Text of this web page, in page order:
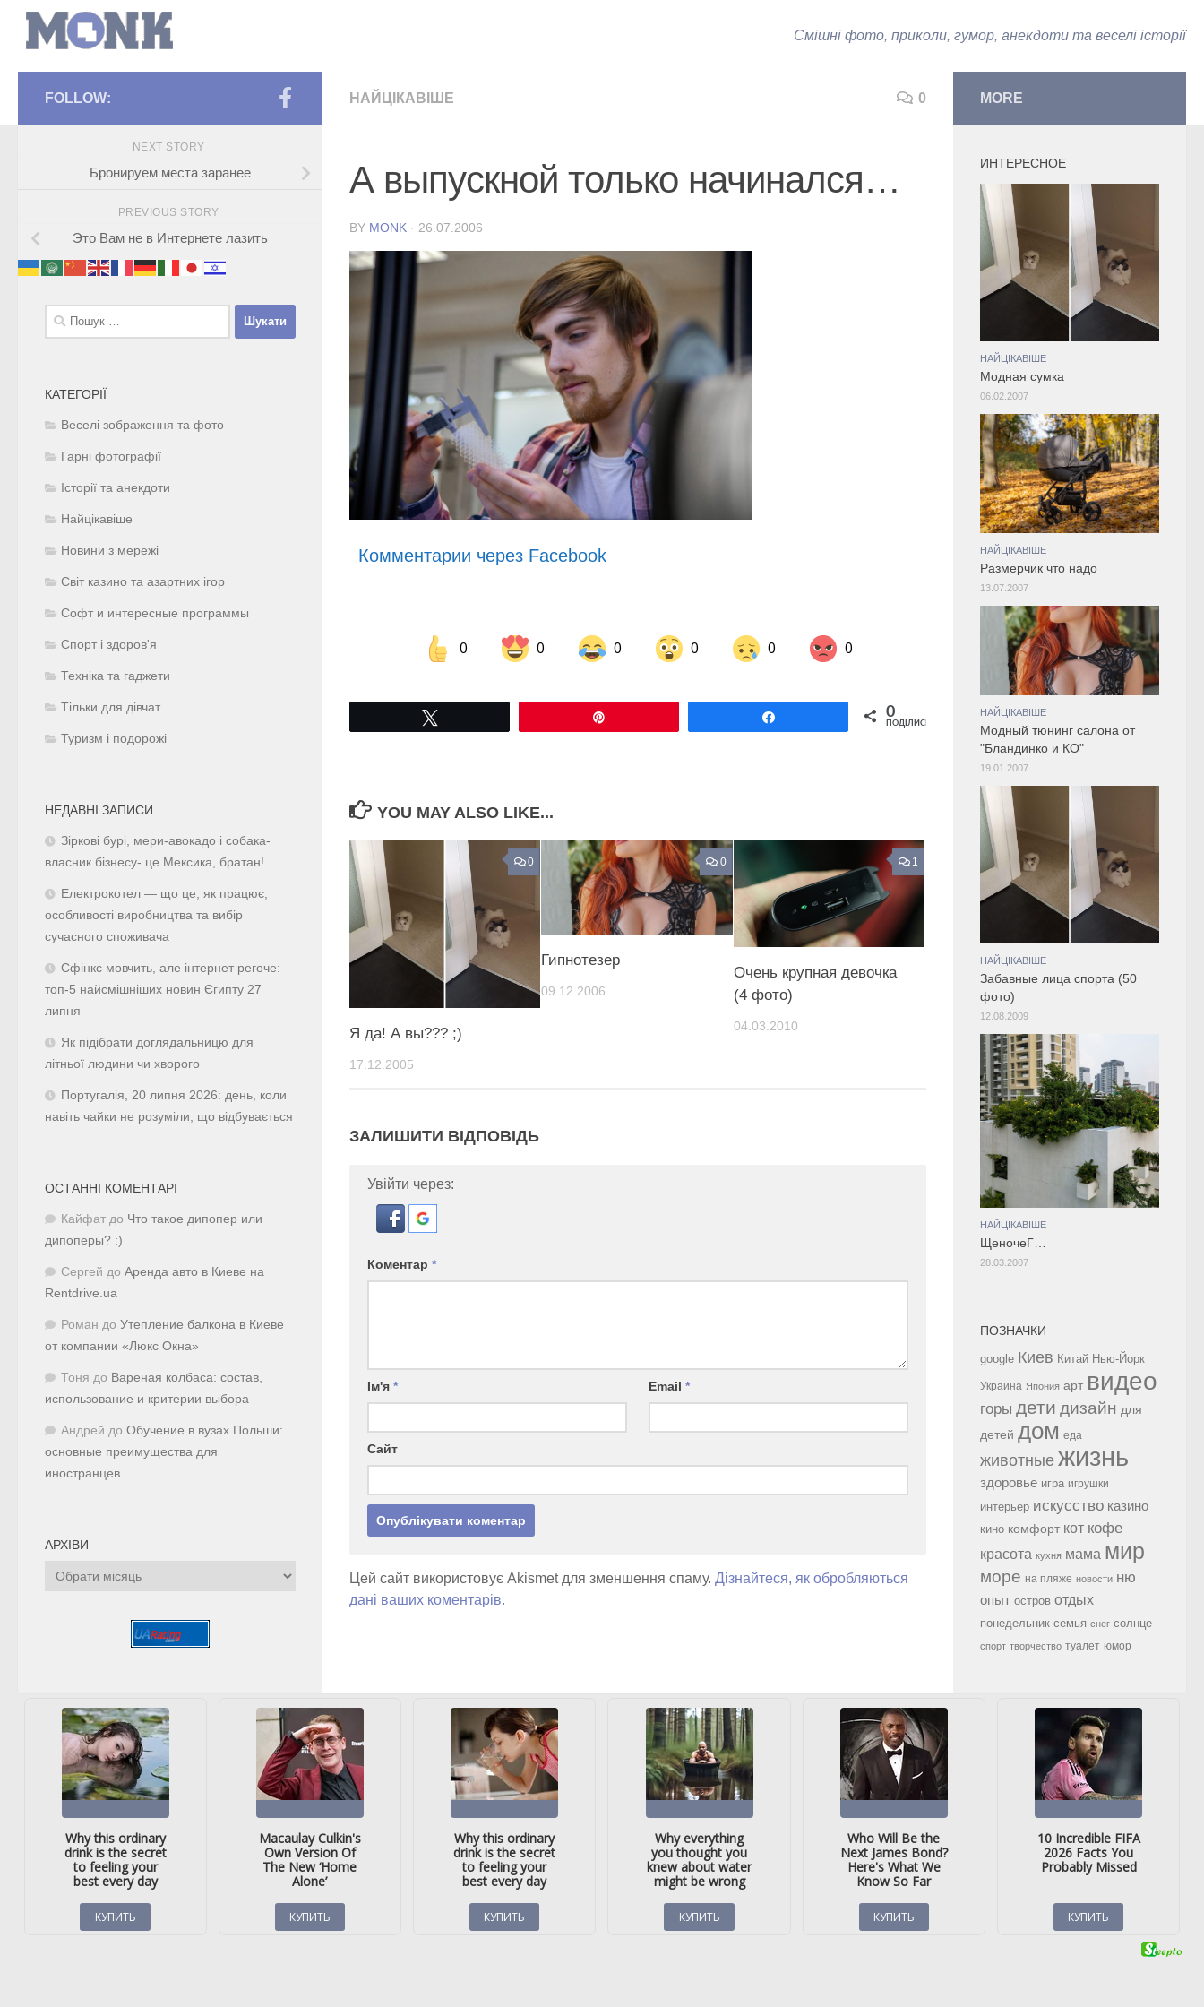
Смішні фото, приколи, гумор, анекдоти та веселі історії
НАЙЦІКАВІШЕ 0
А выпускной только начинался…
BY MONK · 26.07.2006
Комментарии через Facebook
0 0 0 0 0 0
Share on Facebook Share on LinkedIn Share on Twitter 0
ПОДІЛИСЬ
YOU MAY ALSO LIKE...
0
Я да! А вы??? ;)
17.12.2005
0
Гипнотезер
09.12.2006
1
Очень крупная девочка
(4 фото)
04.03.2010
ЗАЛИШИТИ ВІДПОВІДЬ
Увійти через:
Коментар *
Ім'я * Email*
Сайт
Цей сайт використовує Akismet для зменшення спаму. Дізнайтеся, як обробляються
дані ваших коментарів.
FOLLOW:
NEXT STORY
Бронируем места заранее
PREVIOUS STORY
Это Вам не в Интернете лазить
Пошук:
КАТЕГОРІЇ
Веселі зображення та фото
Гарні фотографії
Історії та анекдоти
Найцікавіше
Новини з мережі
Світ казино та азартних ігор
Софт и интересные программы
Спорт і здоров'я
Техніка та гаджети
Тільки для дівчат
Туризм і подорожі
НЕДАВНІ ЗАПИСИ
Зіркові бурі, мери-авокадо і собака-
власник бізнесу- це Мексика, братан!
Електрокотел — що це, як працює,
особливості виробництва та вибір
сучасного споживача
Сфінкс мовчить, але інтернет регоче:
топ-5 найсмішніших новин Єгипту 27
липня
Як підібрати доглядальницю для
літньої людини чи хворого
Португалія, 20 липня 2026: день, коли
навіть чайки не розуміли, що відбувається
ОСТАННІ КОМЕНТАРІ
Кайфат до Что такое дипопер или
дипоперы? :)
Сергей до Аренда авто в Киеве на
Rentdrive.ua
Роман до Утепление балкона в Киеве
от компании «Люкс Окна»
Тоня до Вареная колбаса: состав,
использование и критерии выбора
Андрей до Обучение в вузах Польши:
основные преимущества для
иностранцев
АРХІВИ
Архіви
MORE
ИНТЕРЕСНОЕ
НАЙЦІКАВІШЕ
Модная сумка
06.02.2007
НАЙЦІКАВІШЕ
Размерчик что надо
13.07.2007
НАЙЦІКАВІШЕ
Модный тюнинг салона от
"Бландинко и КО"
19.01.2007
НАЙЦІКАВІШЕ
Забавные лица спорта (50
фото)
12.08.2009
НАЙЦІКАВІШЕ
ЩеночеГ…
28.03.2007
ПОЗНАЧКИ
google Киев Китай Нью-Йорк
Украина Япония арт видео
горы дети дизайн для
детей дом еда
животные жизнь
здоровье игра игрушки
интерьер искусство казино
кино комфорт кот кофе
красота кухня мама мир
море на пляже новости ню
опыт остров отдых
понедельник семья снег солнце
спорт творчество туалет юмор